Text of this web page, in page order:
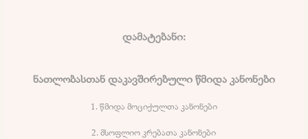
დამატებანი:
ნათლობასთან დაკავშირებული წმიდა კანონები
1. წმიდა მოციქულთა კანონები
2. მსოფლიო კრებათა კანონები